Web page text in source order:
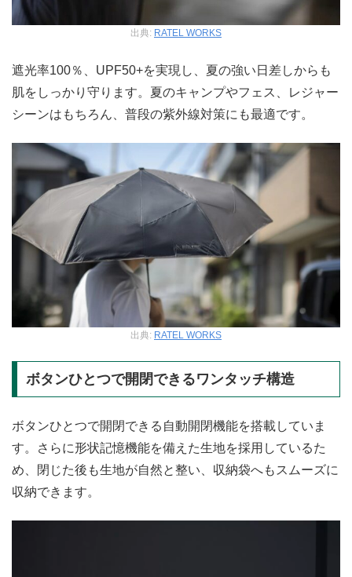
出典: RATEL WORKS
遮光率100％、UPF50+を実現し、夏の強い日差しからも
肌をしっかり守ります。夏のキャンプやフェス、レジャー
シーンはもちろん、普段の紫外線対策にも最適です。
出典: RATEL WORKS
ボタンひとつで開閉できるワンタッチ構造
ボタンひとつで開閉できる自動開閉機能を搭載していま
す。さらに形状記憶機能を備えた生地を採用しているた
め、閉じた後も生地が自然と整い、収納袋へもスムーズに
収納できます。